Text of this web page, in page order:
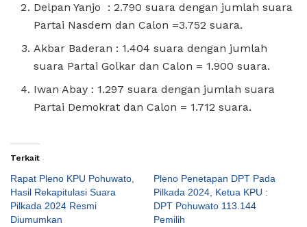
Delpan Yanjo : 2.790 suara dengan jumlah suara
Partai Nasdem dan Calon =3.752 suara.
Akbar Baderan : 1.404 suara dengan jumlah
suara Partai Golkar dan Calon = 1.900 suara.
Iwan Abay : 1.297 suara dengan jumlah suara
Partai Demokrat dan Calon = 1.712 suara.
Terkait
Rapat Pleno KPU Pohuwato,
Hasil Rekapitulasi Suara
Pilkada 2024 Resmi
Diumumkan
Pleno Penetapan DPT Pada
Pilkada 2024, Ketua KPU :
DPT Pohuwato 113.144
Pemilih